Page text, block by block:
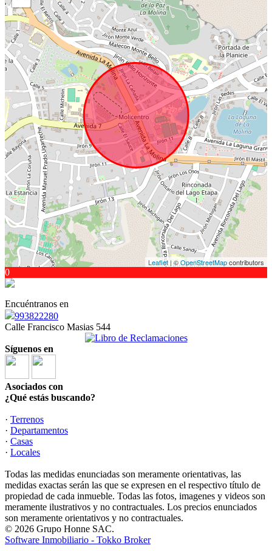
Leaflet| ©OpenStreetMapcontributors
0
Encuéntranos en
993822280
Calle Francisco Masias 544
Síguenos en
Asociados con
¿Qué estás buscando?
· Terrenos
· Departamentos
· Casas
· Locales
Todas las medidas enunciadas son meramente orientativas, las
medidas exactas serán las que se expresen en el respectivo título de
propiedad de cada inmueble. Todas las fotos, imagenes y videos son
meramente ilustrativos y no contractuales. Los precios enunciados
son meramente orientativos y no contractuales.
© 2026 Grupo Honne SAC.
Software Inmobiliario - Tokko Broker